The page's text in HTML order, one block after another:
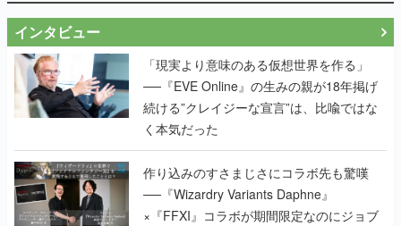
インタビュー
「現実より意味のある仮想世界を作る」
──『EVE Online』の生みの親が18年掲げ
続ける”クレイジーな宣言”は、比喩ではな
く本気だった
作り込みのすさまじさにコラボ先も驚嘆
──『Wizardry Variants Daphne』
×『FFXI』コラボが期間限定なのにジョブ